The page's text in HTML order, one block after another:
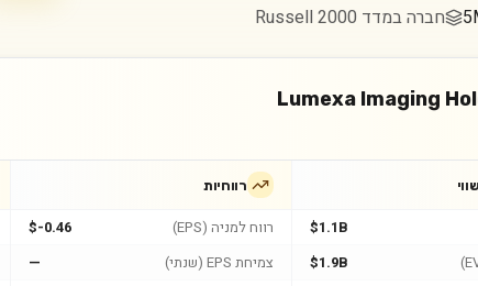
חברה במדד Russell 2000
Lumexa Imaging
$1.1B
$1.9B
רווחיות
רווח למניה (EPS)
$-0.46
צמיחת EPS (שנתי)
—